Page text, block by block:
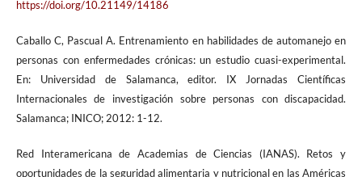
https://doi.org/10.21149/14186
Caballo C, Pascual A. Entrenamiento en habilidades de automanejo en
personas con enfermedades crónicas: un estudio cuasi-experimental.
En: Universidad de Salamanca, editor. IX Jornadas Científicas
Internacionales de investigación sobre personas con discapacidad.
Salamanca; INICO; 2012: 1-12.
Red Interamericana de Academias de Ciencias (IANAS). Retos y
oportunidades de la seguridad alimentaria y nutricional en las Américas